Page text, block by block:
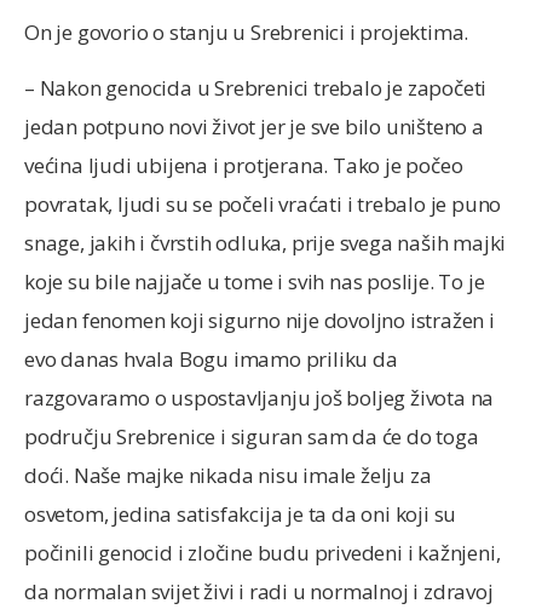
On je govorio o stanju u Srebrenici i projektima.
– Nakon genocida u Srebrenici trebalo je započeti
jedan potpuno novi život jer je sve bilo uništeno a
većina ljudi ubijena i protjerana. Tako je počeo
povratak, ljudi su se počeli vraćati i trebalo je puno
snage, jakih i čvrstih odluka, prije svega naših majki
koje su bile najjače u tome i svih nas poslije. To je
jedan fenomen koji sigurno nije dovoljno istražen i
evo danas hvala Bogu imamo priliku da
razgovaramo o uspostavljanju još boljeg života na
području Srebrenice i siguran sam da će do toga
doći. Naše majke nikada nisu imale želju za
osvetom, jedina satisfakcija je ta da oni koji su
počinili genocid i zločine budu privedeni i kažnjeni,
da normalan svijet živi i radi u normalnoj i zdravoj